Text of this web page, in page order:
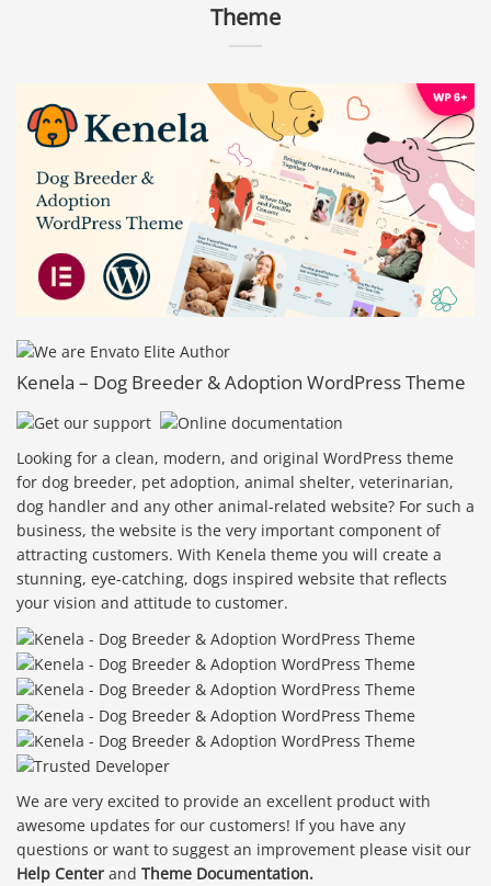
Theme
Kenela – Dog Breeder & Adoption WordPress Theme
Looking for a clean, modern, and original WordPress theme
for dog breeder, pet adoption, animal shelter, veterinarian,
dog handler and any other animal-related website? For such a
business, the website is the very important component of
attracting customers. With Kenela theme you will create a
stunning, eye-catching, dogs inspired website that reflects
your vision and attitude to customer.
We are very excited to provide an excellent product with
awesome updates for our customers! If you have any
questions or want to suggest an improvement please visit our
Help Center and Theme Documentation.